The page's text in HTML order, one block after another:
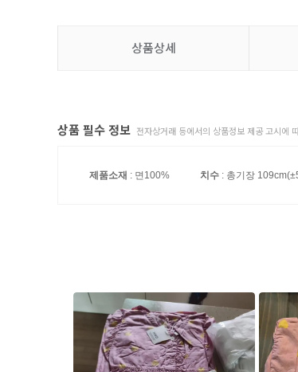
상품상세
상품 필수 정보 전자상거래 등에서의 상품정보 제공 고시에
제품소재 : 면100% 치수 : 총기장